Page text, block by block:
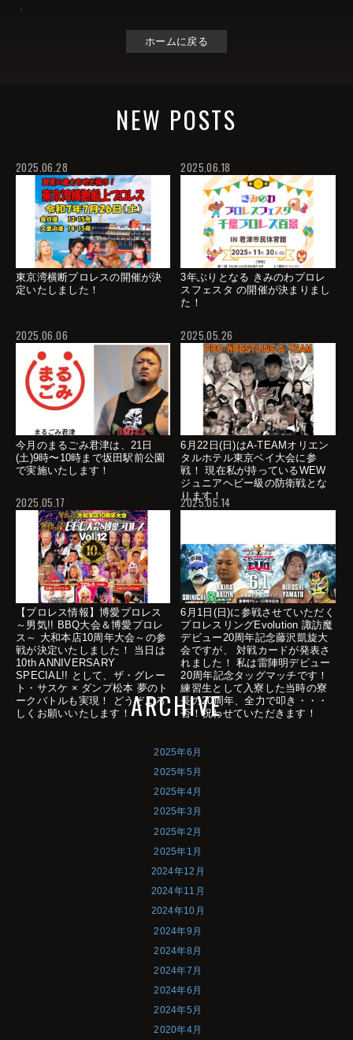
ホームに戻る
NEW POSTS
2025.06.28
東京湾横断プロレスの開催が決
定いたしました！
2025.06.18
3年ぶりとなる きみのわプロレ
スフェスタ の開催が決まりまし
た！
2025.06.06
今月のまるごみ君津は、21日
(土)9時〜10時まで坂田駅前公園
で実施いたします！
2025.05.26
6月22日(日)はA-TEAMオリエン
タルホテル東京ベイ大会に参
戦！ 現在私が持っているWEW
ジュニアヘビー級の防衛戦とな
ります！
2025.05.17
【プロレス情報】博愛プロレス
～男気!! BBQ大会＆博愛プロレ
ス～ 大和本店10周年大会～の参
戦が決定いたしました！ 当日は
10th ANNIVERSARY
SPECIAL!! として、ザ・グレー
ト・サスケ × ダンプ松本 夢のト
ークバトルも実現！ どうぞよろ
しくお願いいたします！
2025.05.14
6月1日(日)に参戦させていただく
プロレスリングEvolution 諏訪魔
デビュー20周年記念藤沢凱旋大
会ですが、 対戦カードが発表さ
れました！ 私は雷陣明デビュー
20周年記念タッグマッチです！
練習生として入寮した当時の寮
長の20周年、全力で叩き・・・
否！祝わせていただきます！
ARCHIVE
2025年6月
2025年5月
2025年4月
2025年3月
2025年2月
2025年1月
2024年12月
2024年11月
2024年10月
2024年9月
2024年8月
2024年7月
2024年6月
2024年5月
2020年4月